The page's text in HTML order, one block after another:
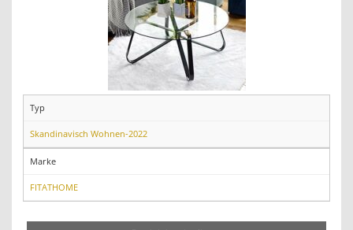
Typ
Skandinavisch Wohnen-2022
Marke
FITATHOME